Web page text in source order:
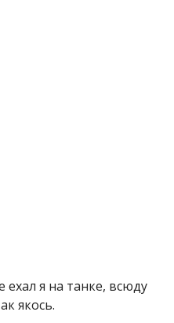
ехал я на танке, всюду
якось.